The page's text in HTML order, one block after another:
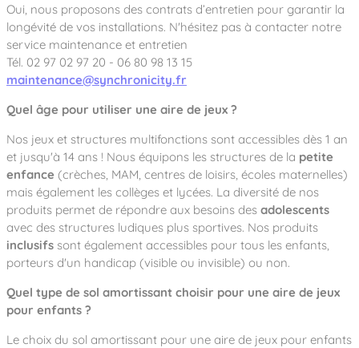
Oui, nous proposons des contrats d’entretien pour garantir la
longévité de vos installations. N'hésitez pas à contacter notre
service maintenance et entretien
Tél. 02 97 02 97 20 - 06 80 98 13 15
maintenance@synchronicity.fr
Quel âge pour utiliser une aire de jeux ?
Nos jeux et structures multifonctions sont accessibles dès 1 an
et jusqu'à 14 ans ! Nous équipons les structures de la petite
enfance (crèches, MAM, centres de loisirs, écoles maternelles)
mais également les collèges et lycées. La diversité de nos
produits permet de répondre aux besoins des adolescents
avec des structures ludiques plus sportives. Nos produits
inclusifs sont également accessibles pour tous les enfants,
porteurs d'un handicap (visible ou invisible) ou non.
Quel type de sol amortissant choisir pour une aire de jeux
pour enfants ?
Le choix du sol amortissant pour une aire de jeux pour enfants